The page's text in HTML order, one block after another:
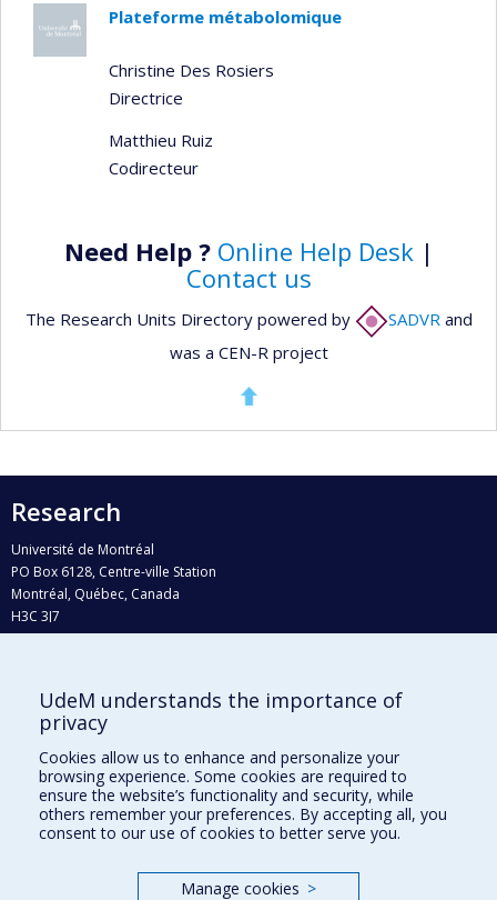
Plateforme métabolomique
Christine Des Rosiers
Directrice
Matthieu Ruiz
Codirecteur
Need Help ? Online Help Desk |
Contact us
The Research Units Directory powered by SADVRand
was a CEN-R project
Research
Université de Montréal
PO Box 6128, Centre-ville Station
Montréal, Québec, Canada
H3C 3J7
Who does what?
Find us
Site map
Accessibility
UdeM understands the importance of
privacy
Cookies allow us to enhance and personalize your
browsing experience. Some cookies are required to
ensure the website’s functionality and security, while
others remember your preferences. By accepting all, you
consent to our use of cookies to better serve you.
Manage cookies >